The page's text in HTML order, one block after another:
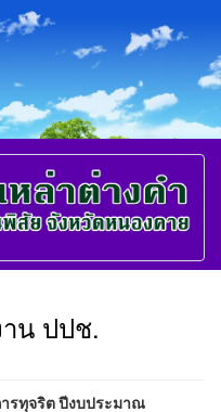
น ปปช.
รทุจริต ปีงบประมาณ